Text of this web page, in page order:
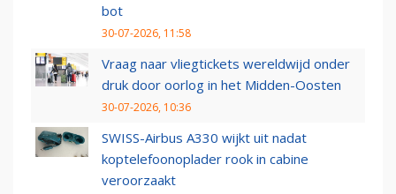
bot
30-07-2026, 11:58
Vraag naar vliegtickets wereldwijd onder
druk door oorlog in het Midden-Oosten
30-07-2026, 10:36
SWISS-Airbus A330 wijkt uit nadat
koptelefoonoplader rook in cabine
veroorzaakt